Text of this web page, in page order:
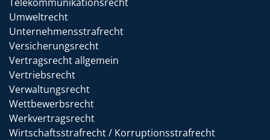
Umweltrecht
Unternehmensstrafrecht
Versicherungsrecht
Vertragsrecht allgemein
Vertriebsrecht
Verwaltungsrecht
Wettbewerbsrecht
Werkvertragsrecht
Wirtschaftsstrafrecht / Korruptionsstrafrecht